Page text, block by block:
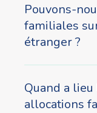
Pouvons-
familiales
étranger ?
Quand a
allocations